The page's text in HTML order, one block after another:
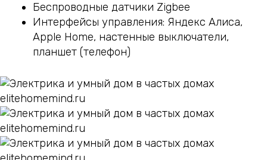
Беспроводные датчики Zigbee
Интерфейсы управления: Яндекс Алиса,
Apple Home, настенные выключатели,
планшет (телефон)